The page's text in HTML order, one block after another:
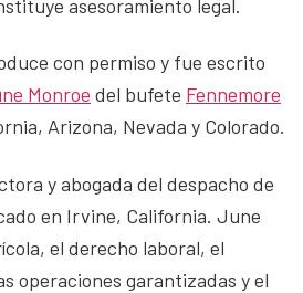
asesoramiento legal.
con permiso y fue escrito
Monroe del bufete Fennemore
Arizona, Nevada y Colorado.
y abogada del despacho de
en Irvine, California. June
el derecho laboral, el
operaciones garantizadas y el